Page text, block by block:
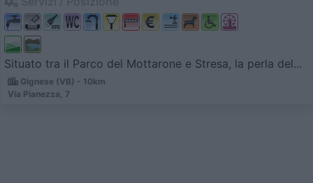
Situato tra il Parco del Mottarone e Stresa, la perla del...
Gignese (VB) - 10km
Via Pianezza, 7